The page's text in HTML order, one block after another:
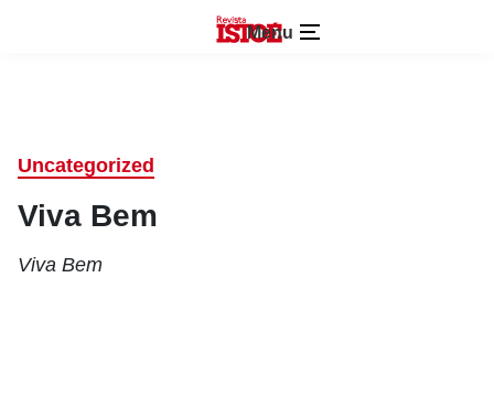
Menu
Uncategorized
Viva Bem
Viva Bem